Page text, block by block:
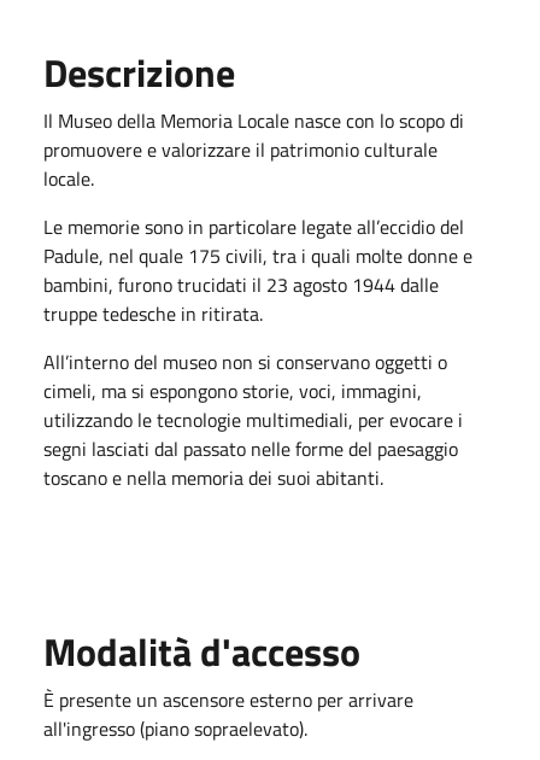
Descrizione
Il Museo della Memoria Locale nasce con lo scopo di
promuovere e valorizzare il patrimonio culturale
locale.
Le memorie sono in particolare legate all’eccidio del
Padule, nel quale 175 civili, tra i quali molte donne e
bambini, furono trucidati il 23 agosto 1944 dalle
truppe tedesche in ritirata.
All’interno del museo non si conservano oggetti o
cimeli, ma si espongono storie, voci, immagini,
utilizzando le tecnologie multimediali, per evocare i
segni lasciati dal passato nelle forme del paesaggio
toscano e nella memoria dei suoi abitanti.
Modalità d'accesso
È presente un ascensore esterno per arrivare
all'ingresso (piano sopraelevato).